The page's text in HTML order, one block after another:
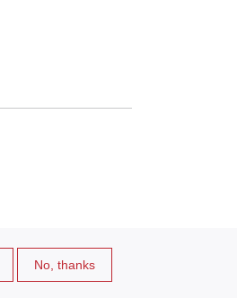
No, thanks